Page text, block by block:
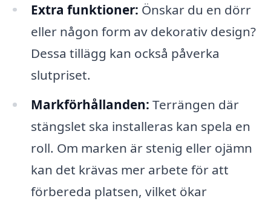
Extra funktioner: Önskar du en dörr
eller någon form av dekorativ design?
Dessa tillägg kan också påverka
slutpriset.
Markförhållanden: Terrängen där
stängslet ska installeras kan spela en
roll. Om marken är stenig eller ojämn
kan det krävas mer arbete för att
förbereda platsen, vilket ökar